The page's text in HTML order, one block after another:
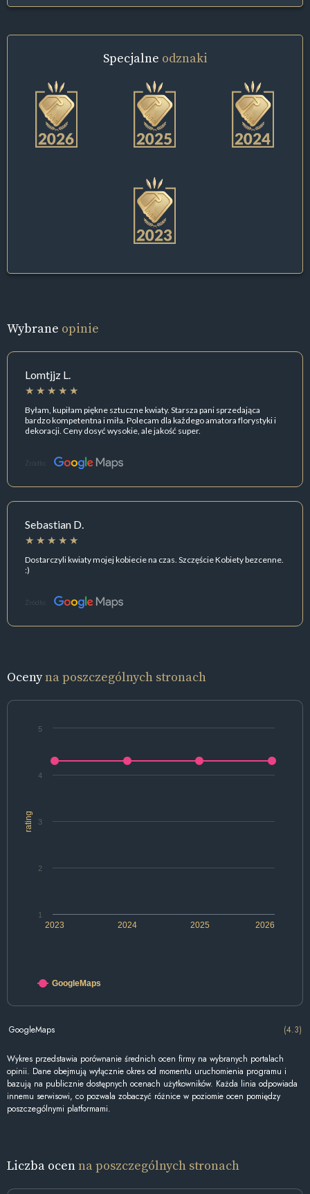
Specjalne odznaki
Wybrane opinie
Lomtjjz L.
Byłam, kupiłam piękne sztuczne kwiaty. Starsza pani sprzedająca
bardzo kompetentna i miła. Polecam dla każdego amatora florystyki i
dekoracji. Ceny dosyć wysokie, ale jakość super.
Źródło:
Sebastian D.
Dostarczyli kwiaty mojej kobiecie na czas. Szczęście Kobiety bezcenne.
:)
Źródło:
Ocenyna poszczególnych stronach
rating
2024 2026
2023 2025
1
2
3
4
5
GoogleMaps
GoogleMaps (4.3)
Wykres przedstawia porównanie średnich ocen firmy na wybranych portalach
opinii. Dane obejmują wyłącznie okres od momentu uruchomienia programu i
bazują na publicznie dostępnych ocenach użytkowników. Każda linia odpowiada
innemu serwisowi, co pozwala zobaczyć różnice w poziomie ocen pomiędzy
poszczególnymi platformami.
Liczba ocenna poszczególnych stronach